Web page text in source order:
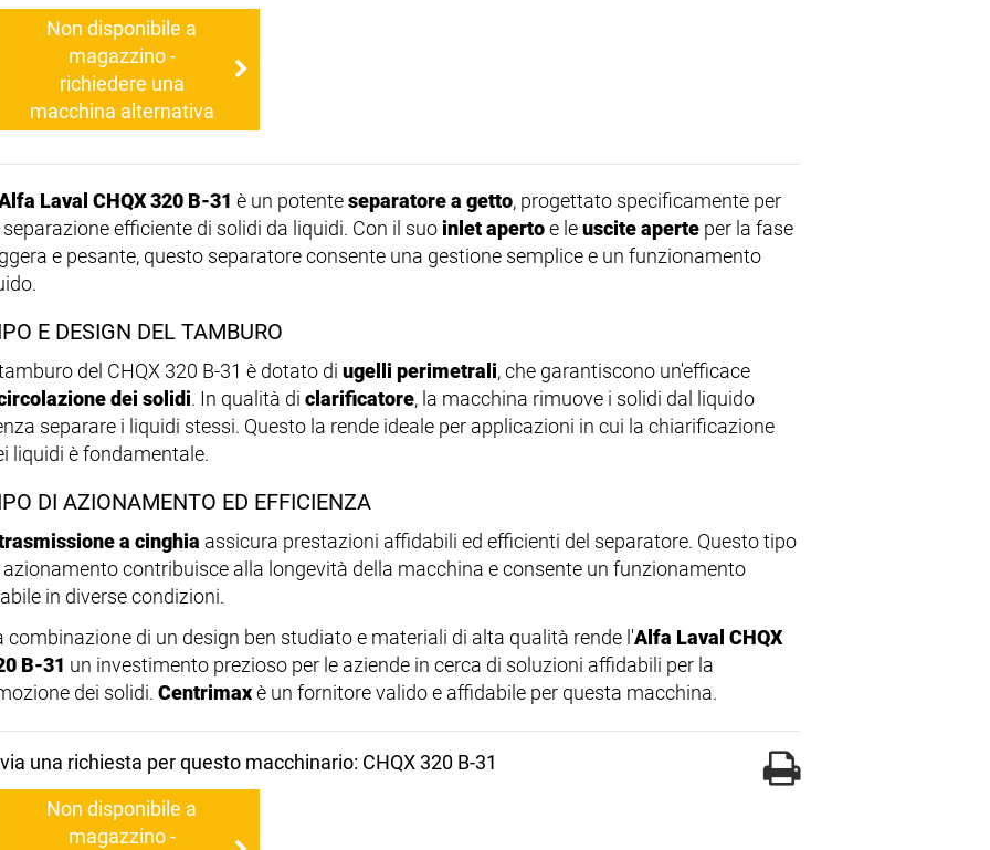
Non disponibile a
magazzino -
richiedere una
macchina alternativa
Laval CHQX 320 B-31 è un potenteseparatore a getto, progettato specificamente per
separazione efficiente di solidi da liquidi. Con il suoinlet apertoe leuscite aperte per la fase
e pesante, questo separatore consente una gestione semplice e un funzionamento
E DESIGN DEL TAMBURO
del CHQX 320 B-31 è dotato di ugelli perimetrali, che garantiscono un'efficace
dei solidi. In qualità di clarificatore, la macchina rimuove i solidi dal liquido
separare i liquidi stessi. Questo la rende ideale per applicazioni in cui la chiarificazione
liquidi è fondamentale.
DI AZIONAMENTO ED EFFICIENZA
a cinghia assicura prestazioni affidabili ed efficienti del separatore. Questo tipo
azionamento contribuisce alla longevità della macchina e consente un funzionamento
in diverse condizioni.
combinazione di un design ben studiato e materiali di alta qualità rende l'Alfa Laval CHQX
B-31 un investimento prezioso per le aziende in cerca di soluzioni affidabili per la
dei solidi. Centrimaxè un fornitore valido e affidabile per questa macchina.
una richiesta per questo macchinario: CHQX 320 B-31
Non disponibile a
magazzino -